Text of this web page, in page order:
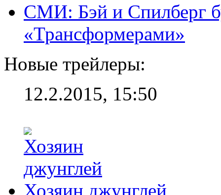
СМИ: Бэй и Спилберг
«Трансформерами»
Новые трейлеры:
12.2.2015, 15:50
Хозяин джунглей